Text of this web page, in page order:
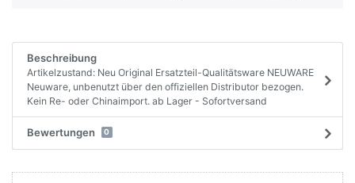
Beschreibung
Artikelzustand: Neu Original Ersatzteil-Qualitätsware NEUWARE
Neuware, unbenutzt über den offiziellen Distributor bezogen.
Kein Re- oder Chinaimport. ab Lager - Sofortversand
Bewertungen 0